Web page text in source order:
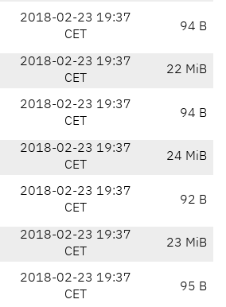
2018-02-23 19:37
CET
94 B
2018-02-23 19:37
CET
22 MiB
2018-02-23 19:37
CET
94 B
2018-02-23 19:37
CET
24 MiB
2018-02-23 19:37
CET
92 B
2018-02-23 19:37
CET
23 MiB
2018-02-23 19:37
CET
95 B